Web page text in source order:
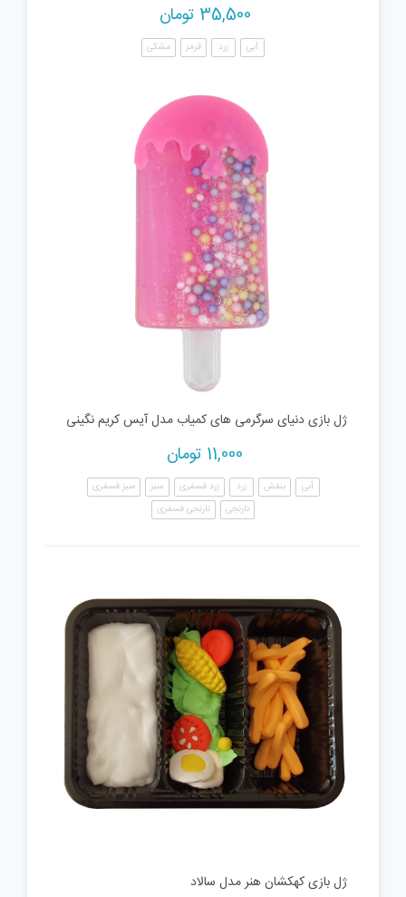
35,500 تومان
آبی زرد قرمز مشکی
ژل بازی دنیای سرگرمی های کمیاب مدل آیس کریم نگینی
11,000 تومان
آبی بنفش زرد زرد فسفری سبز
سبز فسفری
نارنجی
نارنجی فسفری
ژل بازی کهکشان هنر مدل سالاد